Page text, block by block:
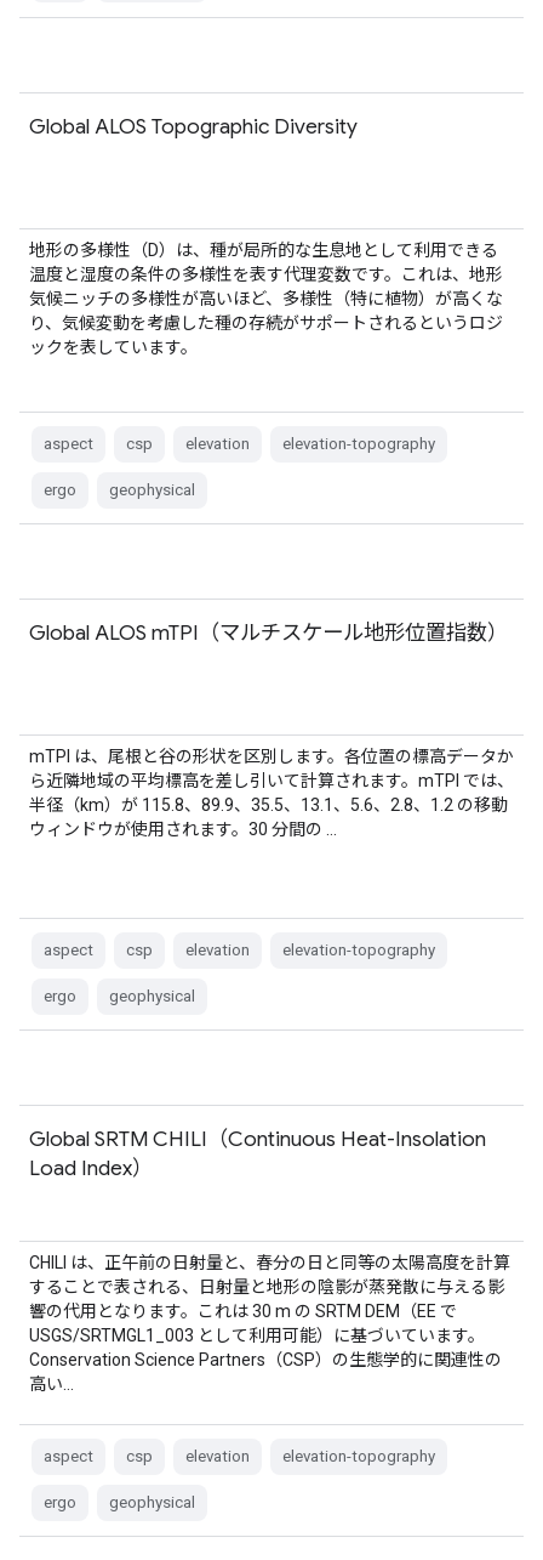
Global ALOS Topographic Diversity
地形の多様性（D）は、種が局所的な生息地として利用できる
温度と湿度の条件の多様性を表す代理変数です。これは、地形
気候ニッチの多様性が高いほど、多様性（特に植物）が高くな
り、気候変動を考慮した種の存続がサポートされるというロジ
ックを表しています。
aspect csp elevation elevation-topography
ergo geophysical
Global ALOS mTPI（マルチスケール地形位置指数）
mTPI は、尾根と谷の形状を区別します。各位置の標高データか
ら近隣地域の平均標高を差し引いて計算されます。mTPI では、
半径（km）が 115.8、89.9、35.5、13.1、5.6、2.8、1.2 の移動
ウィンドウが使用されます。30 分間の …
aspect csp elevation elevation-topography
ergo geophysical
Global SRTM CHILI（Continuous Heat-Insolation
Load Index）
CHILI は、正午前の日射量と、春分の日と同等の太陽高度を計算
することで表される、日射量と地形の陰影が蒸発散に与える影
響の代用となります。これは 30 m の SRTM DEM（EE で
USGS/SRTMGL1_003 として利用可能）に基づいています。
Conservation Science Partners（CSP）の生態学的に関連性の
高い…
aspect csp elevation elevation-topography
ergo geophysical